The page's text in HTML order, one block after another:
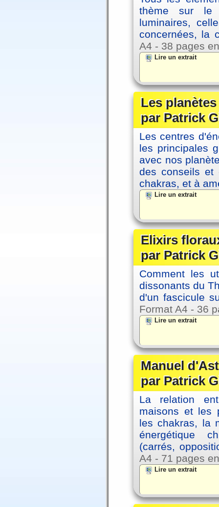
thème sur le
luminaires,
concernées, la
A4 - 38 pages
Lire un extrait
Les
par Patrick
Les centres
les principales
avec nos
des conseils et
chakras, et à
Lire un extrait
Elixirs
par Patrick
Comment les
dissonants du
d'un fascicule
Format A4 - 36
Lire un extrait
Manuel
par Patrick
La relation
maisons et les
les chakras, la
énergétique
(carrés,
A4 - 71 pages
Lire un extrait